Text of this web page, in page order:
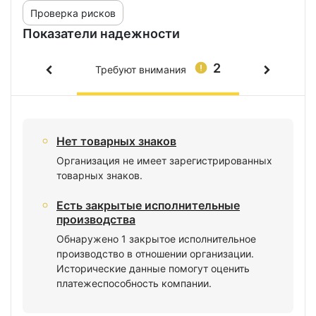
Показатели надежности
Проверка рисков
2
Требуют внимания
Нет товарных знаков
Организация не имеет зарегистрированных
товарных знаков.
Есть закрытые исполнительные
производства
Обнаружено 1 закрытое исполнительное
производство в отношении организации.
Исторические данные помогут оценить
платежеспособность компании.